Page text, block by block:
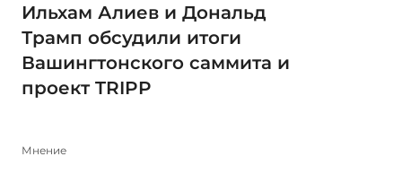
Ильхам Алиев и Дональд
Трамп обсудили итоги
Вашингтонского саммита и
проект TRIPP
Мнение